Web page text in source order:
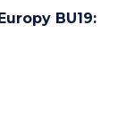
BU19: